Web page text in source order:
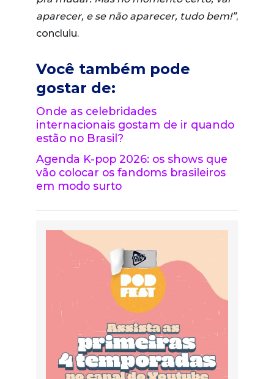
aparecer, e se não aparecer, tudo bem!”,
concluiu.
Você também pode
gostar de:
Onde as celebridades
internacionais gostam de ir quando
estão no Brasil?
Agenda K-pop 2026: os shows que
vão colocar os fandoms brasileiros
em modo surto